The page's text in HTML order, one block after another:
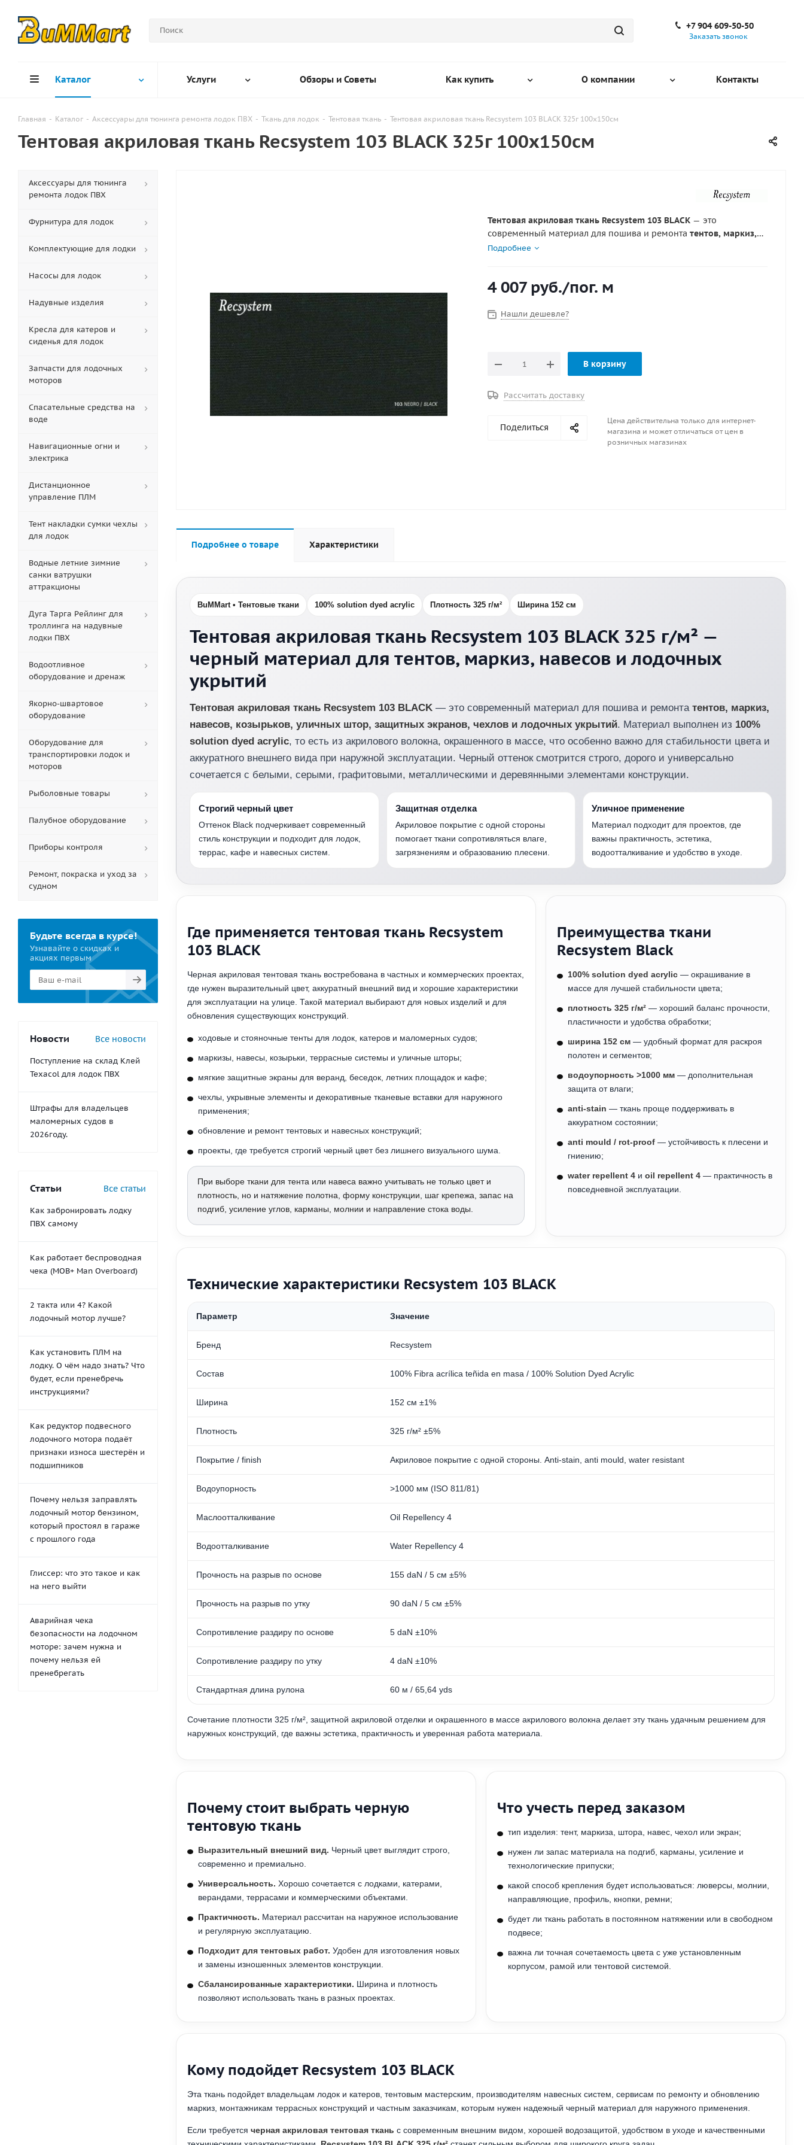
+7 904 609-50-50
Заказать звонок
Каталог Услуги Обзоры и Советы Как купить О компании Контакты
Главная - Каталог - Аксессуары для тюнинга ремонта лодок ПВХ - Ткань для лодок - Тентовая ткань - Тентовая акриловая ткань Recsystem 103 BLACK 325г 100х150см
Тентовая акриловая ткань Recsystem 103 BLACK 325г 100х150см
Тентовая акриловая ткань Recsystem 103 BLACK — это
современный материал для пошива и ремонта тентов, маркиз,
навесов, козырьков, уличных штор, защитных экранов, чехлов и
особенно важно для стабильности цвета и аккуратного внешнего
вида при наружной эксплуатации. Черный оттенок смотрится
строго, дорого и универсально сочетается с белыми, серыми,
Подробнее
4 007руб./пог. м
Нашли дешевле?
В корзину
Рассчитать доставку
Поделиться
Цена действительна только для интернет-
магазина и может отличаться от цен в
розничных магазинах
Подробнее о товаре Характеристики
BuMMart • Тентовые ткани 100% solution dyed acrylic Плотность 325 г/м² Ширина 152 см
Тентовая акриловая ткань Recsystem 103 BLACK 325 г/м² —
черный материал для тентов, маркиз, навесов и лодочных
укрытий
Тентовая акриловая ткань Recsystem 103 BLACK — это современный материал для пошива и ремонта тентов, маркиз,
навесов, козырьков, уличных штор, защитных экранов, чехлов и лодочных укрытий. Материал выполнен из 100%
solution dyed acrylic, то есть из акрилового волокна, окрашенного в массе, что особенно важно для стабильности цвета и
аккуратного внешнего вида при наружной эксплуатации. Черный оттенок смотрится строго, дорого и универсально
сочетается с белыми, серыми, графитовыми, металлическими и деревянными элементами конструкции.
Строгий черный цвет
Оттенок Black подчеркивает современный
стиль конструкции и подходит для лодок,
террас, кафе и навесных систем.
Защитная отделка
Акриловое покрытие с одной стороны
помогает ткани сопротивляться влаге,
загрязнениям и образованию плесени.
Уличное применение
Материал подходит для проектов, где
важны практичность, эстетика,
водоотталкивание и удобство в уходе.
Где применяется тентовая ткань Recsystem
103 BLACK
Черная акриловая тентовая ткань востребована в частных и коммерческих проектах,
где нужен выразительный цвет, аккуратный внешний вид и хорошие характеристики
для эксплуатации на улице. Такой материал выбирают для новых изделий и для
обновления существующих конструкций.
ходовые и стояночные тенты для лодок, катеров и маломерных судов;
маркизы, навесы, козырьки, террасные системы и уличные шторы;
мягкие защитные экраны для веранд, беседок, летних площадок и кафе;
чехлы, укрывные элементы и декоративные тканевые вставки для наружного
применения;
обновление и ремонт тентовых и навесных конструкций;
проекты, где требуется строгий черный цвет без лишнего визуального шума.
При выборе ткани для тента или навеса важно учитывать не только цвет и
плотность, но и натяжение полотна, форму конструкции, шаг крепежа, запас на
подгиб, усиление углов, карманы, молнии и направление стока воды.
Преимущества ткани
Recsystem Black
100% solution dyed acrylic — окрашивание в
массе для лучшей стабильности цвета;
плотность 325 г/м² — хороший баланс прочности,
пластичности и удобства обработки;
ширина 152 см — удобный формат для раскроя
полотен и сегментов;
водоупорность >1000 мм — дополнительная
защита от влаги;
anti-stain — ткань проще поддерживать в
аккуратном состоянии;
anti mould / rot-proof — устойчивость к плесени и
гниению;
water repellent 4 иoil repellent 4 — практичность в
повседневной эксплуатации.
Технические характеристики Recsystem 103 BLACK
Параметр Значение
Бренд Recsystem
Состав 100% Fibra acrílica teñida en masa / 100% Solution Dyed Acrylic
Ширина 152 см ±1%
Плотность 325 г/м² ±5%
Покрытие / finish Акриловое покрытие с одной стороны. Anti-stain, anti mould, water resistant
Водоупорность >1000 мм (ISO 811/81)
Маслоотталкивание Oil Repellency 4
Водоотталкивание Water Repellency 4
Прочность на разрыв по основе 155 daN / 5 см ±5%
Прочность на разрыв по утку 90 daN / 5 см ±5%
Сопротивление раздиру по основе 5 daN ±10%
Сопротивление раздиру по утку 4 daN ±10%
Стандартная длина рулона 60 м / 65,64 yds
Сочетание плотности 325 г/м², защитной акриловой отделки и окрашенного в массе акрилового волокна делает эту ткань удачным решением для
наружных конструкций, где важны эстетика, практичность и уверенная работа материала.
Почему стоит выбрать черную
тентовую ткань
Выразительный внешний вид. Черный цвет выглядит строго,
современно и премиально.
Универсальность. Хорошо сочетается с лодками, катерами,
верандами, террасами и коммерческими объектами.
Практичность. Материал рассчитан на наружное использование
и регулярную эксплуатацию.
Подходит для тентовых работ. Удобен для изготовления новых
и замены изношенных элементов конструкции.
Сбалансированные характеристики. Ширина и плотность
позволяют использовать ткань в разных проектах.
Что учесть перед заказом
тип изделия: тент, маркиза, штора, навес, чехол или экран;
нужен ли запас материала на подгиб, карманы, усиление и
технологические припуски;
какой способ крепления будет использоваться: люверсы, молнии,
направляющие, профиль, кнопки, ремни;
будет ли ткань работать в постоянном натяжении или в свободном
подвесе;
важна ли точная сочетаемость цвета с уже установленным
корпусом, рамой или тентовой системой.
Кому подойдет Recsystem 103 BLACK
Эта ткань подойдет владельцам лодок и катеров, тентовым мастерским, производителям навесных систем, сервисам по ремонту и обновлению
маркиз, монтажникам террасных конструкций и частным заказчикам, которым нужен надежный черный материал для наружного применения.
Если требуется черная акриловая тентовая ткань с современным внешним видом, хорошей водозащитой, удобством в уходе и качественными
Аксессуары для тюнинга
ремонта лодок ПВХ
Фурнитура для лодок
Комплектующие для лодки
Насосы для лодок
Надувные изделия
Кресла для катеров и
сиденья для лодок
Запчасти для лодочных
моторов
Спасательные средства на
воде
Навигационные огни и
электрика
Дистанционное
управление ПЛМ
Тент накладки сумки чехлы
для лодок
Водные летние зимние
санки ватрушки
аттракционы
Дуга Тарга Рейлинг для
троллинга на надувные
лодки ПВХ
Водоотливное
оборудование и дренаж
Якорно-швартовое
оборудование
Оборудование для
транспортировки лодок и
моторов
Рыболовные товары
Палубное оборудование
Приборы контроля
Ремонт, покраска и уход за
судном
Будьте всегда в курсе!
Узнавайте о скидках и
акциях первым
Новости Все новости
Поступление на склад Клей
Texacol для лодок ПВХ
Штрафы для владельцев
маломерных судов в
2026году.
Статьи Все статьи
Как забронировать лодку
ПВХ самому
Как работает беспроводная
чека (MOB+ Man Overboard)
2 такта или 4? Какой
лодочный мотор лучше?
Как установить ПЛМ на
лодку. О чём надо знать? Что
будет, если пренебречь
инструкциями?
Как редуктор подвесного
лодочного мотора подаёт
признаки износа шестерён и
подшипников
Почему нельзя заправлять
лодочный мотор бензином,
который простоял в гараже
с прошлого года
Глиссер: что это такое и как
на него выйти
Аварийная чека
безопасности на лодочном
моторе: зачем нужна и
почему нельзя ей
пренебрегать